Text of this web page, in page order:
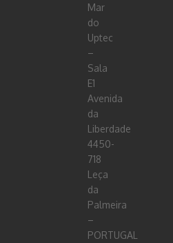
Mar
do
Uptec
–
Sala
E1
Avenida
da
Liberdade
4450-
718
Leça
da
Palmeira
–
PORTUGAL